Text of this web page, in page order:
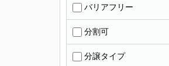
バリアフリー
分割可
分譲タイプ